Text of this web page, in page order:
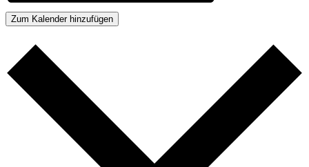
Zum Kalender hinzufügen